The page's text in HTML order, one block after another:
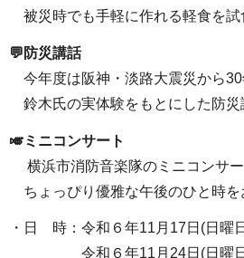
被災時でも手軽に作れる軽食を試
💬防災講話
今年度は阪神・淡路大震災から30
鈴木氏の実体験をもとにした防災
🎺ミニコンサート
横浜市消防音楽隊のミニコンサ
ちょっぴり優雅な午後のひと時を
・日 時：令和６年11月17日(日曜
令和６年11月24日(日曜